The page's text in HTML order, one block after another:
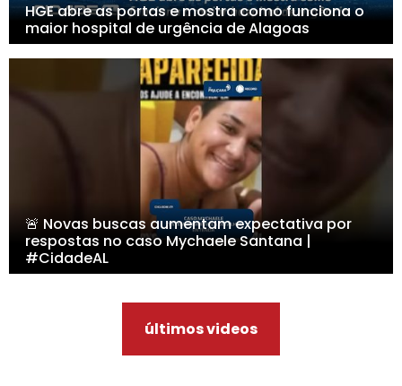
HGE abre as portas e mostra como funciona o
maior hospital de urgência de Alagoas
🚨 Novas buscas aumentam expectativa por
respostas no caso Mychaele Santana |
#CidadeAL
últimos videos